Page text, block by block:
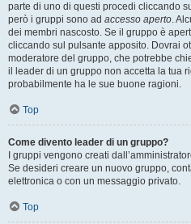
parte di uno di questi procedi cliccando
però i gruppi sono ad accesso aperto.
dei membri nascosto. Se il gruppo è
cliccando sul pulsante apposito. Dovrai
moderatore del gruppo, che potrebbe
il leader di un gruppo non accetta la tua
probabilmente ha le sue buone ragioni.
Top
Come divento leader di un gruppo?
I gruppi vengono creati
Se desideri creare un nuovo gruppo,
elettronica o con un messaggio privato.
Top